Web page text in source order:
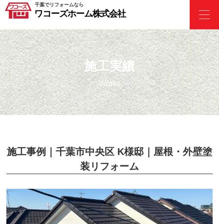
千葉でリフォームなら
ワコーズホーム株式会社
施工実績
Works
施工事例｜千葉市中央区 K様邸｜屋根・外壁塗
装リフォーム